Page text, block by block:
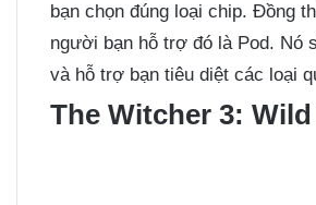
bạn chọn đúng loại chip. Đồng
người bạn hỗ trợ đó là Pod. Nó
và hỗ trợ bạn tiêu diệt các loại
The Witcher 3: